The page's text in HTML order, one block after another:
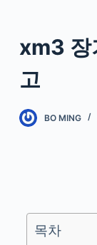
xm3 장
고
BO MING
목차